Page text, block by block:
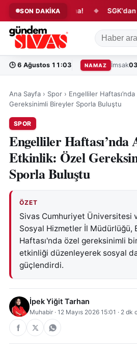
SON DAKİKA
Yeni Aşama! ◆ SGK'dan
🕒 6 Ağustos 11:03 NAMAZ İmsak
Ana Sayfa › Spor › Engelliler
Gereksinimli Bireyler Sporla Buluştu
SPOR
Engelliler Haftası’nda
Etkinlik: Özel
Sporla Buluştu
ÖZET
Sivas Cumhuriyet Üniversitesi
Sosyal Hizmetler İl Müdürlüğü,
Haftası'nda özel gereksinimli
etkinliği düzenleyerek sosyal
güçlendirdi.
İpek Yiğit Tarhan
Muhabir · 12 Mayıs 2026 15:01 · 2 dk